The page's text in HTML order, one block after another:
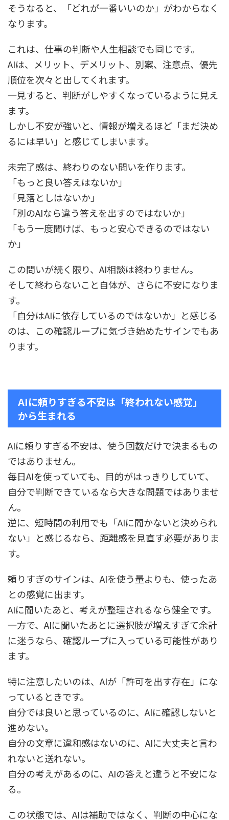
そうなると、「どれが一番いいのか」がわからなく
なります。
これは、仕事の判断や人生相談でも同じです。
AIは、メリット、デメリット、別案、注意点、優先
順位を次々と出してくれます。
一見すると、判断がしやすくなっているように見え
ます。
しかし不安が強いと、情報が増えるほど「まだ決め
るには早い」と感じてしまいます。
未完了感は、終わりのない問いを作ります。
「もっと良い答えはないか」
「見落としはないか」
「別のAIなら違う答えを出すのではないか」
「もう一度聞けば、もっと安心できるのではない
か」
この問いが続く限り、AI相談は終わりません。
そして終わらないこと自体が、さらに不安になりま
す。
「自分はAIに依存しているのではないか」と感じる
のは、この確認ループに気づき始めたサインでもあ
ります。
AIに頼りすぎる不安は「終われない感覚」
から生まれる
AIに頼りすぎる不安は、使う回数だけで決まるもの
ではありません。
毎日AIを使っていても、目的がはっきりしていて、
自分で判断できているなら大きな問題ではありませ
ん。
逆に、短時間の利用でも「AIに聞かないと決められ
ない」と感じるなら、距離感を見直す必要がありま
す。
頼りすぎのサインは、AIを使う量よりも、使ったあ
との感覚に出ます。
AIに聞いたあと、考えが整理されるなら健全です。
一方で、AIに聞いたあとに選択肢が増えすぎて余計
に迷うなら、確認ループに入っている可能性があり
ます。
特に注意したいのは、AIが「許可を出す存在」にな
っているときです。
自分では良いと思っているのに、AIに確認しないと
進めない。
自分の文章に違和感はないのに、AIに大丈夫と言わ
れないと送れない。
自分の考えがあるのに、AIの答えと違うと不安にな
る。
この状態では、AIは補助ではなく、判断の中心にな